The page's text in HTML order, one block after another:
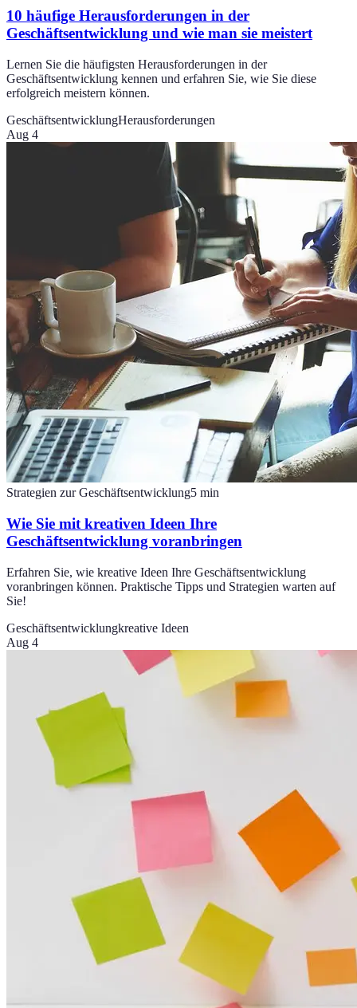
10 häufige Herausforderungen in der
Geschäftsentwicklung und wie man sie meistert
Lernen Sie die häufigsten Herausforderungen in der
Geschäftsentwicklung kennen und erfahren Sie, wie Sie diese
erfolgreich meistern können.
GeschäftsentwicklungHerausforderungen
Aug 4
Strategien zur Geschäftsentwicklung5 min
Wie Sie mit kreativen Ideen Ihre
Geschäftsentwicklung voranbringen
Erfahren Sie, wie kreative Ideen Ihre Geschäftsentwicklung
voranbringen können. Praktische Tipps und Strategien warten auf
Sie!
Geschäftsentwicklungkreative Ideen
Aug 4